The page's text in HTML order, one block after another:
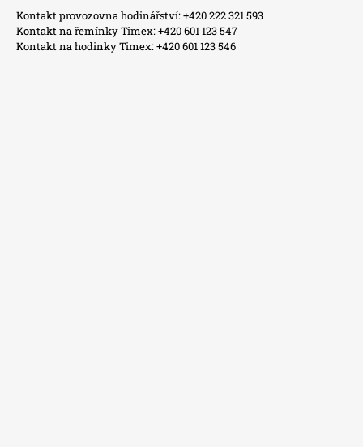
Kontakt provozovna hodinářství: +420 222 321 593
Kontakt na řemínky Timex: +420 601 123 547
Kontakt na hodinky Timex: +420 601 123 546